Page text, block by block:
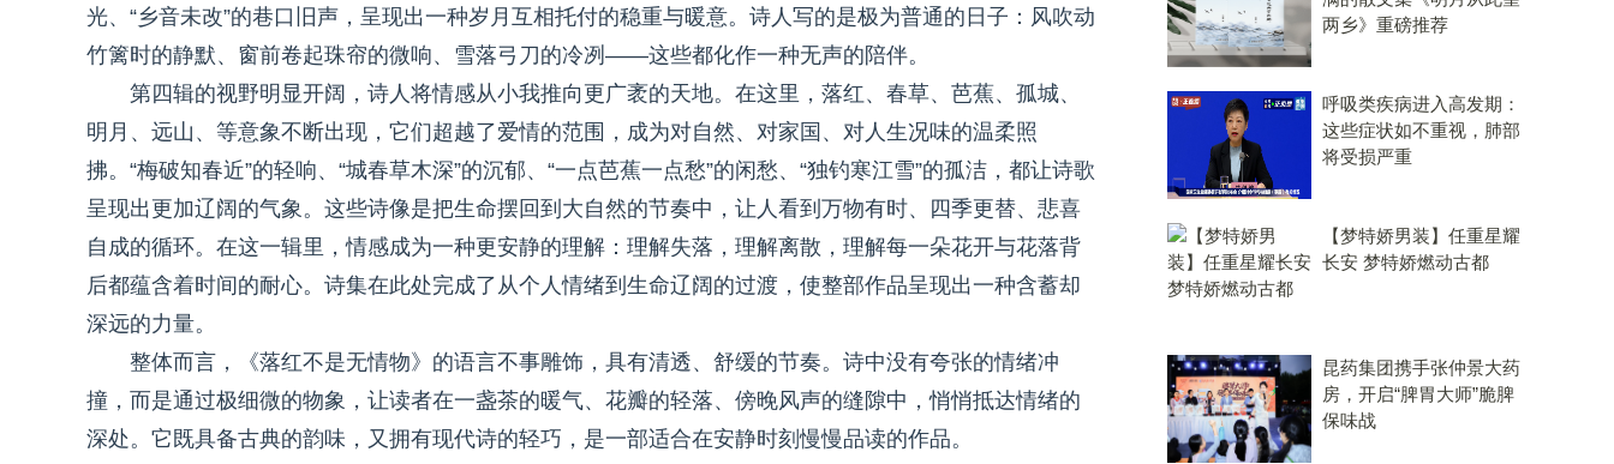
光、“乡音未改”的巷口旧声，呈现出一种岁月互相托付的稳重与暖意。诗人写的是极为普通的日子：风吹动
竹篱时的静默、窗前卷起珠帘的微响、雪落弓刀的冷冽——这些都化作一种无声的陪伴。
第四辑的视野明显开阔，诗人将情感从小我推向更广袤的天地。在这里，落红、春草、芭蕉、孤城、
明月、远山、等意象不断出现，它们超越了爱情的范围，成为对自然、对家国、对人生况味的温柔照
拂。“梅破知春近”的轻响、“城春草木深”的沉郁、“一点芭蕉一点愁”的闲愁、“独钓寒江雪”的孤洁，都让诗歌
呈现出更加辽阔的气象。这些诗像是把生命摆回到大自然的节奏中，让人看到万物有时、四季更替、悲喜
自成的循环。在这一辑里，情感成为一种更安静的理解：理解失落，理解离散，理解每一朵花开与花落背
后都蕴含着时间的耐心。诗集在此处完成了从个人情绪到生命辽阔的过渡，使整部作品呈现出一种含蓄却
深远的力量。
整体而言，《落红不是无情物》的语言不事雕饰，具有清透、舒缓的节奏。诗中没有夸张的情绪冲
撞，而是通过极细微的物象，让读者在一盏茶的暖气、花瓣的轻落、傍晚风声的缝隙中，悄悄抵达情绪的
深处。它既具备古典的韵味，又拥有现代诗的轻巧，是一部适合在安静时刻慢慢品读的作品。
两乡》重磅推荐
呼吸类疾病进入高发期：
这些症状如不重视，肺部
将受损严重
【梦特娇男装】任重星耀
长安 梦特娇燃动古都
昆药集团携手张仲景大药
房，开启“脾胃大师”脆脾
保味战